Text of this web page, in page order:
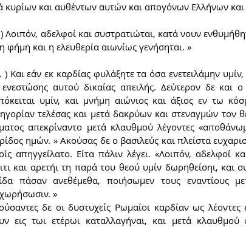
κυρίων και αυθέντων αυτών και απογόνων Ελλήνων
Λοιπόν, αδελφοί και συστρατιώται, κατά νουν
φήμη και η ελευθερία αιωνίως γενήσηται. »
αυτού δικαίας απειλής. Δεύτερον δε και
υμίν, και μνήμη αιώνιος και άξιος εν τω
τελέσας και μετά δακρύων και στεναγμών τον
απεκρίναντο μετά κλαυθμού λέγοντες
ημών. » Ακούσας δε ο βασιλεύς και πλείστα
απηγγείλατο. Είτα πάλιν λέγει. «Λοιπόν, αδελφοί
και αρετήι τη παρά του θεού υμίν δωρηθείσηι, και
πάσαν ανεθέμεθα, ποιήσωμεν τους εναντίους
»
εις τωι ετέρωι καταλλαγήναι, και μετά κλαυθμού